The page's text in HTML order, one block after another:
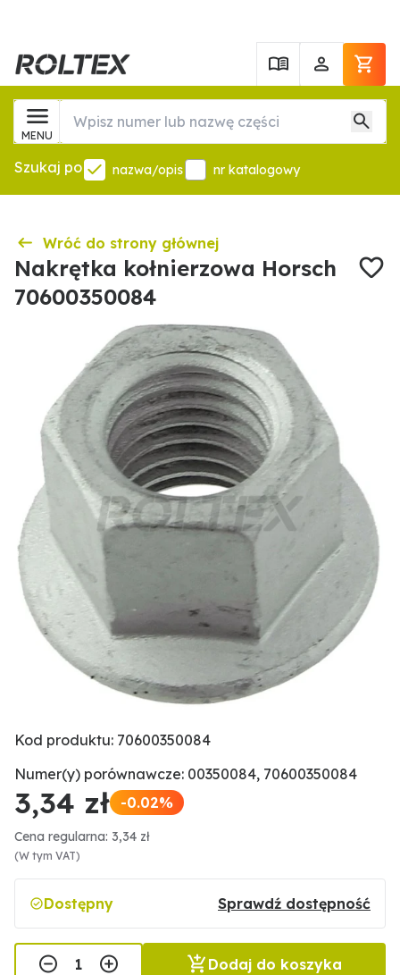
MENU
Szukaj po nazwa/opis nr katalogowy
Wróć do strony głównej
Nakrętka kołnierzowa Horsch
70600350084
Kod produktu: 70600350084
Numer(y) porównawcze: 00350084, 70600350084
3,34 zł -0.02%
Cena regularna: 3,34 zł
(W tym VAT)
Dostępny Sprawdź dostępność
Dodaj do koszyka